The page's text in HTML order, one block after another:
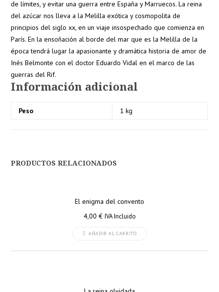
de límites, y evitar una guerra entre España y Marruecos. La reina
del azúcar nos lleva a la Melilla exótica y cosmopolita de
principios del siglo xx, en un viaje insospechado que comienza en
París. En la ensoñación al borde del mar que es la Melilla de la
época tendrá lugar la apasionante y dramática historia de amor de
Inés Belmonte con el doctor Eduardo Vidal en el marco de las
guerras del Rif.
Información adicional
Peso 1 kg
PRODUCTOS RELACIONADOS
El enigma del convento
4,00 € IVA Incluido
AÑADIR AL CARRITO